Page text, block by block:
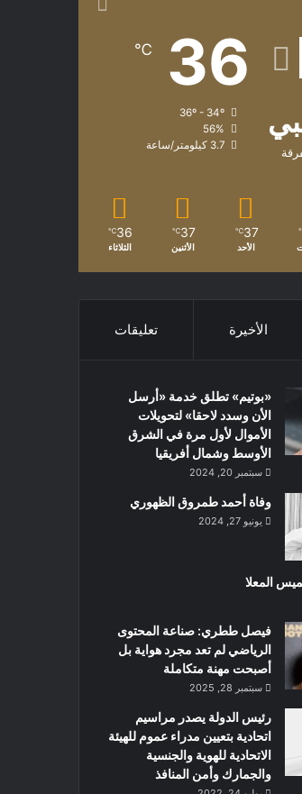
36
℃
56%
3.7 كيلومتر/ساعة
37
℃
الأحد
37
℃
الأثنين
36
℃
الثلاثاء
الأخيرة تعليقات
«بوتيم» تطلق خدمة «أرسل
الأن وسدد لاحقا» لتحويلات
الأموال لأول مرة في الشرق
الأوسط وشمال أفريقيا
سبتمبر 20, 2024
وفاة أحمد طمروق الظهوري
يونيو 27, 2024
المعلا
‏فيصل ططري: صناعة المحتوى
الرياضي لم تعد مجرد هواية بل
أصبحت مهنة متكاملة
سبتمبر 28, 2025
رئيس الدولة يصدر مراسيم
اتحادية بتعيين مدراء عموم للهيئة
الاتحادية للهوية والجنسية
والجمارك وأمن المنافذ